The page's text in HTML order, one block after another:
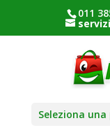
011
Seleziona